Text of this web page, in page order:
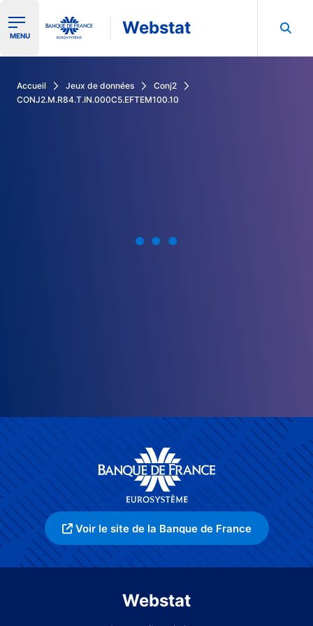
Ouvrir le menu de navigation
MENU Webstat
Accueil Jeux de données
Conj2
CONJ2.M.R84.T.IN.000C5.EFTEM100.10
Voir le site de la Banque de France
Webstat